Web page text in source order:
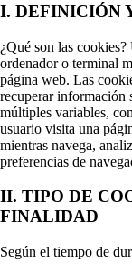
I. DEFINICIÓN
¿Qué son las
ordenador o terminal
página web. Las
recuperar información
múltiples variables,
usuario visita una
mientras navega,
preferencias de
II. TIPO DE
FINALIDAD
Según el tiempo de